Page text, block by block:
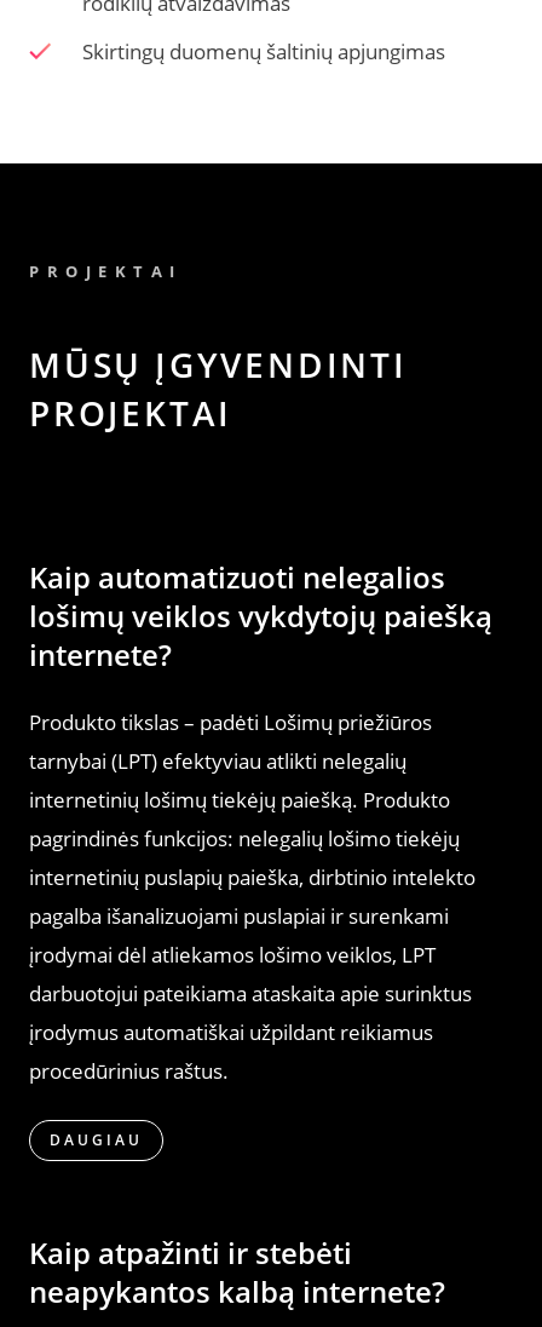
Skirtingų duomenų šaltinių apjungimas
PROJEKTAI
MŪSŲ ĮGYVENDINTI
PROJEKTAI
Kaip automatizuoti nelegalios
lošimų veiklos vykdytojų paiešką
internete?
Produkto tikslas – padėti Lošimų priežiūros
tarnybai (LPT) efektyviau atlikti nelegalių
internetinių lošimų tiekėjų paiešką. Produkto
pagrindinės funkcijos: nelegalių lošimo tiekėjų
internetinių puslapių paieška, dirbtinio intelekto
pagalba išanalizuojami puslapiai ir surenkami
įrodymai dėl atliekamos lošimo veiklos, LPT
darbuotojui pateikiama ataskaita apie surinktus
įrodymus automatiškai užpildant reikiamus
procedūrinius raštus.
DAUGIAU
Kaip atpažinti ir stebėti
neapykantos kalbą internete?